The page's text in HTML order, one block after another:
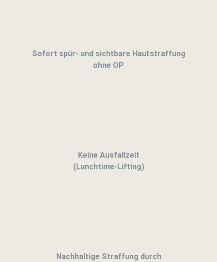
Sofort spür- und sichtbare Hautstraffung
ohne OP
Keine Ausfallzeit
(Lunchtime-Lifting)
Nachhaltige Straffung durch